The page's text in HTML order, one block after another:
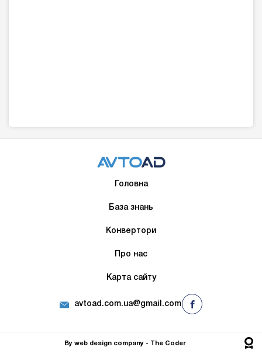
Головна
База знань
Конвертори
Про нас
Карта сайту
avtoad.com.ua@gmail.com
By web design company - The Сoder